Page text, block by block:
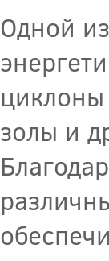
Одной
золы и